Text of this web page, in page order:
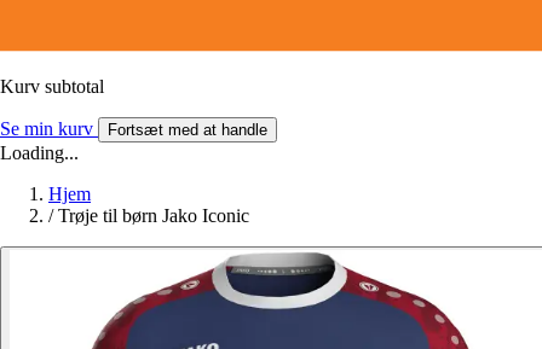
Kurv subtotal
Se min kurv Fortsæt med at handle
Loading...
Hjem
/ Trøje til børn Jako Iconic